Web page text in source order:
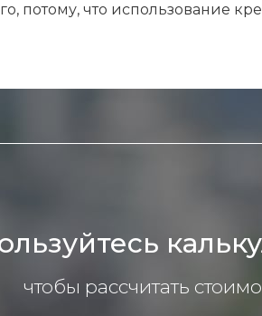
Блог
потому, что использование
чтобы рассчитать